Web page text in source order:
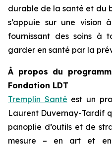
durable de la santé et du
s’appuie sur une
fournissant des soins à
garder en santé par la
À propos du
Fondation LDT
Tremplin Santé est un
Laurent Duvernay-Tardif
panoplie d’outils et de
mesure – en art et